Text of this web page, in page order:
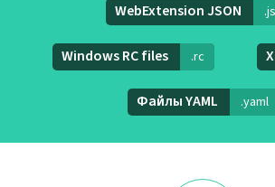
WebExtension JSON
Windows RC files .rc
Файлы YAML .yaml